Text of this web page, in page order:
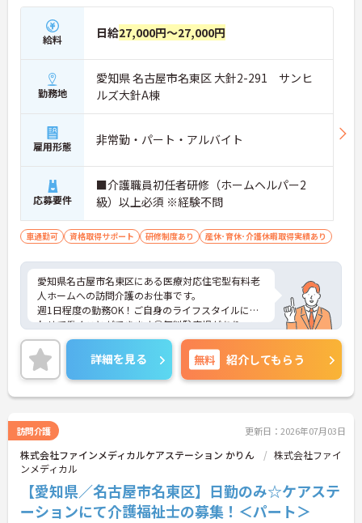
給料 日給27,000円～27,000円
勤務地
愛知県 名古屋市名東区 大針2-291 サンヒ
ルズ大針A棟
雇用形態 非常勤・パート・アルバイト
応募要件
■介護職員初任者研修（ホームヘルパー2
級）以上必須 ※経験不問
車通勤可 資格取得サポート 研修制度あり 産休･育休･介護休暇取得実績あり
愛知県名古屋市名東区にある医療対応住宅型有料老
人ホームへの訪問介護のお仕事です。
週1日程度の勤務OK！ご自身のライフスタイルに合
わせて働くことができます◎無料駐車場があり、マ
イカー通勤も可能◎離れた地域にお住まいの方もス
トレス無く通勤していただけます！
ご興味のある方には、面接対策ポイントなど、さら
に詳細をお話しいたしますのでお気軽にご相談くだ
さい！
詳細を見る 無料 紹介してもらう
訪問介護 更新日：2026年07月03日
株式会社ファインメディカルケアステーション かりん
株式会社ファイ
ンメディカル
【愛知県／名古屋市名東区】日勤のみ☆ケアステ
ーションにて介護福祉士の募集！＜パート＞